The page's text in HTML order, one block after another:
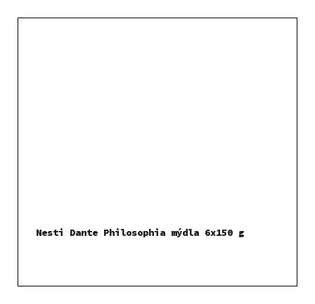
Nesti Dante Philosophia mýdla 6x150 g